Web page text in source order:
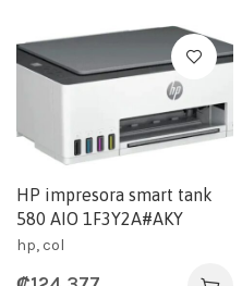
HP impresora smart tank
580 AIO 1F3Y2A#AKY
hp, col